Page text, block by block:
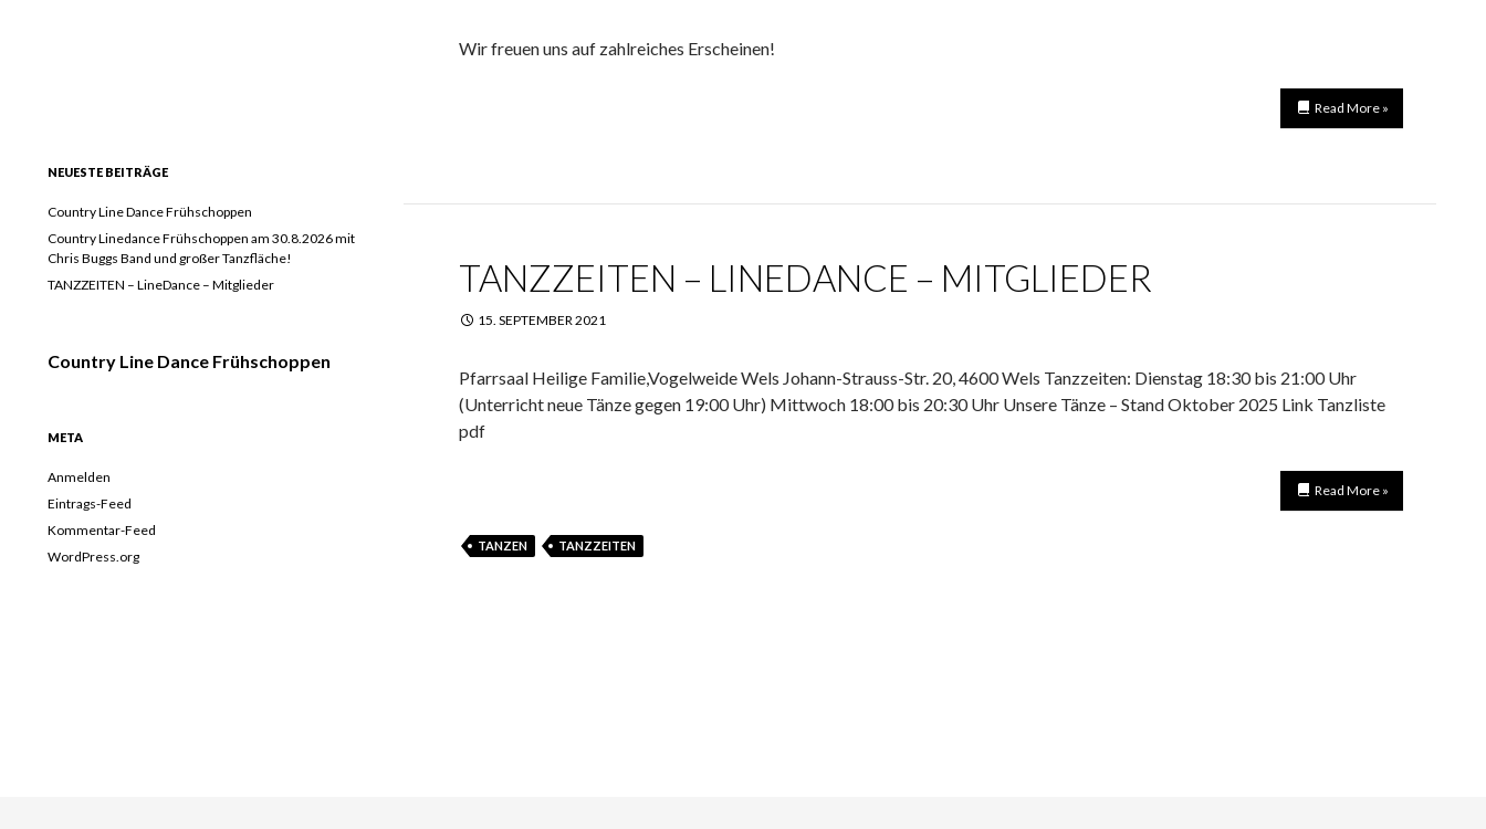
Wir freuen uns auf zahlreiches Erscheinen!
Read More »
TANZZEITEN – LINEDANCE – MITGLIEDER
15. SEPTEMBER 2021
Pfarrsaal Heilige Familie,Vogelweide Wels Johann-Strauss-Str. 20, 4600 Wels Tanzzeiten: Dienstag 18:30 bis 21:00 Uhr
(Unterricht neue Tänze gegen 19:00 Uhr) Mittwoch 18:00 bis 20:30 Uhr Unsere Tänze – Stand Oktober 2025 Link Tanzliste
pdf
Read More »
TANZEN TANZZEITEN
NEUESTE BEITRÄGE
Country Line Dance Frühschoppen
Country Linedance Frühschoppen am 30.8.2026 mit
Chris Buggs Band und großer Tanzfläche!
TANZZEITEN – LineDance – Mitglieder
Country Line Dance Frühschoppen
META
Anmelden
Eintrags-Feed
Kommentar-Feed
WordPress.org